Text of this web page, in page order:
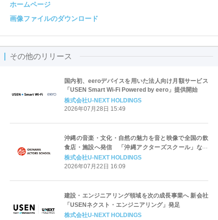
ホームページ
画像ファイルのダウンロード
その他のリリース
国内初、eeroデバイスを用いた法人向け月額サービス
「USEN Smart Wi-Fi Powered by eero」提供開始
株式会社U-NEXT HOLDINGS
2026年07月28日 15:49
沖縄の音楽・文化・自然の魅力を音と映像で全国の飲
食店・施設へ発信 「沖縄アクターズスクール」など
沖縄系チャンネルを拡充し地域活性化とアーティスト
を支援
株式会社U-NEXT HOLDINGS
2026年07月22日 16:09
建設・エンジニアリング領域を次の成長事業へ 新会社
「USENネクスト・エンジニアリング」発足
株式会社U-NEXT HOLDINGS